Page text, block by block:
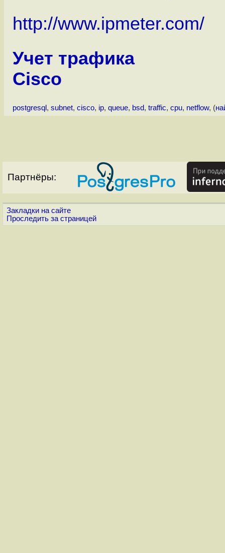
http://www.ipmeter.com/
Учет трафика
Cisco
postgresql , subnet, cisco, ip, queue, bsd, traffic, cpu, netflow, (
Партнёры:
Закладки на сайте
Проследить за страницей